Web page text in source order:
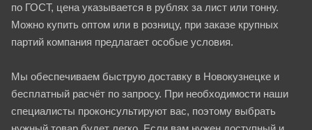
по ГОСТ, цена указывается в рублях за лист или тонну.
Можно купить оптом или в розницу, при заказе крупных
партий компания предлагает особые условия.
Мы обеспечиваем быструю доставку в Новокузнецке и
бесплатный расчёт по запросу. При необходимости наши
специалисты проконсультируют вас, поэтому выбрать